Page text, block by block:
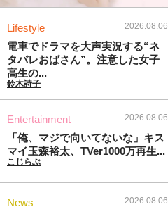
Lifestyle 2026.08.06
電車でドラマを大声実況する“ネ
タバレおばさん”。注意した女子
高生の...
鈴木詩子
Entertainment 2026.08.06
「俺、マジで向いてないな」キス
マイ玉森裕太、TVer1000万再生...
こじらぶ
News 2026.08.06